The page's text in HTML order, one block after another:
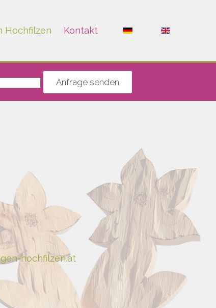
Hochfilzen Kontakt
Anfrage senden
hochfilzen.at